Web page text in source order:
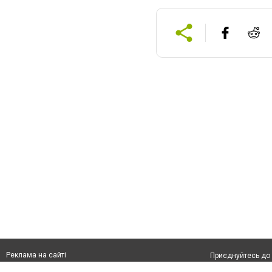
Реклама на сайті
Приєднуйтесь до